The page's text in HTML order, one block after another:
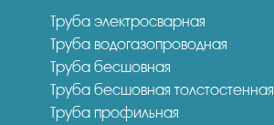
Труба электросварная
Труба водогазопроводная
Труба бесшовная
Труба бесшовная толстостенная
Труба профильная